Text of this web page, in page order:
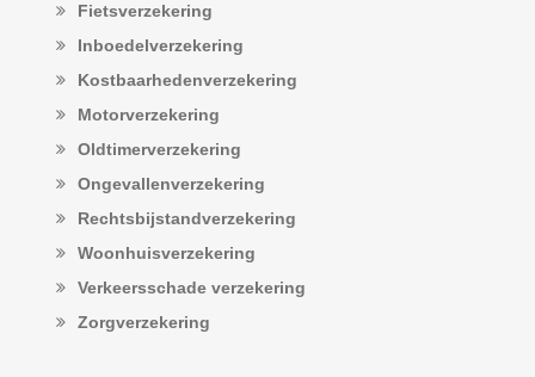
Fietsverzekering
Inboedelverzekering
Kostbaarhedenverzekering
Motorverzekering
Oldtimerverzekering
Ongevallenverzekering
Rechtsbijstandverzekering
Woonhuisverzekering
Verkeersschade verzekering
Zorgverzekering